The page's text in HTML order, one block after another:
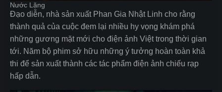
Nước Lặng
Đạo diễn, nhà sản xuất Phan Gia Nhật Linh cho rằng
thành quả của cuộc đem lại nhiều hy vọng khám phá
những gương mặt mới cho điện ảnh Việt trong thời gian
tới. Năm bộ phim sở hữu những ý tưởng hoàn toàn khả
thi để sản xuất thành các tác phẩm điện ảnh chiếu rạp
hấp dẫn.